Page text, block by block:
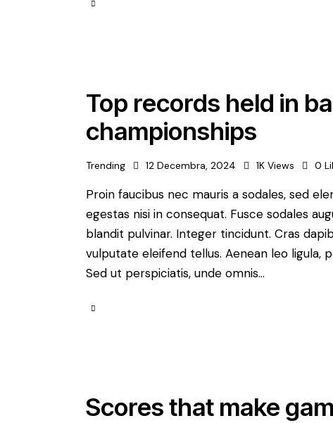
Top records held in
championships
Trending 12 Decembra, 2024 1K Views 0
Proin faucibus nec mauris a sodales, sed
egestas nisi in consequat. Fusce sodales
blandit pulvinar. Integer tincidunt. Cras
vulputate eleifend tellus. Aenean leo ligula,
Sed ut perspiciatis, unde omnis…
Scores that make